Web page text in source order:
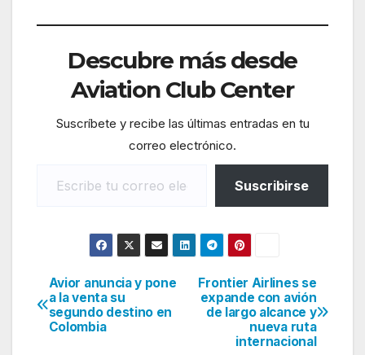
Descubre más desde
Aviation Club Center
Suscríbete y recibe las últimas entradas en tu
correo electrónico.
Suscribirse
Navegación
de
Frontier Airlines se
expande con avión
de largo alcance y
nueva ruta
internacional
Avior anuncia y pone
a la venta su
segundo destino en
Colombia